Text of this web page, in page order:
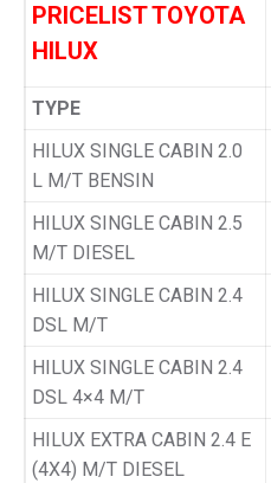
PRICELIST TOYOTA
HILUX
TYPE
HILUX SINGLE CABIN 2.0
L M/T BENSIN
HILUX SINGLE CABIN 2.5
M/T DIESEL
HILUX SINGLE CABIN 2.4
DSL M/T
HILUX SINGLE CABIN 2.4
DSL 4×4 M/T
HILUX EXTRA CABIN 2.4 E
(4X4) M/T DIESEL